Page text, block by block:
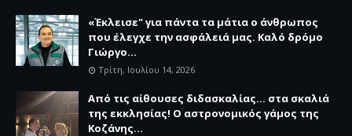
«Έκλεισε" για πάντα τα μάτια ο άνθρωπος
που έλεγχε την ασφάλειά μας. Καλό δρόμο
Γιώργο...
Τρίτη, Ιουλίου 14, 2026
Από τις αίθουσες διδασκαλίας… στα σκαλιά
της εκκλησίας! Ο αστρονομικός γάμος της
Κοζάνης...